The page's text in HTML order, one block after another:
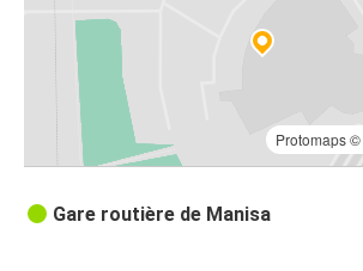
Protomaps©
Gare routière de Manisa